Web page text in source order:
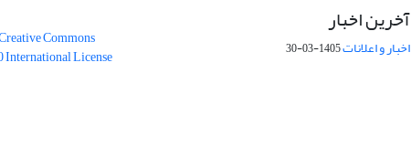
آخرین اخبار
اخبار و اعلانات1405-03-30
Commons
License